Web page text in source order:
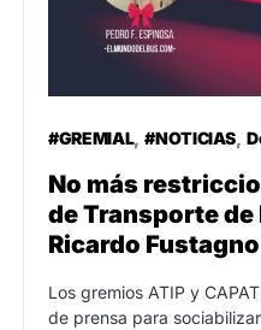
#GREMIAL #NOTICIAS
No más
de Transporte de
Ricardo Fustagno
Los gremios ATIP y
de prensa para